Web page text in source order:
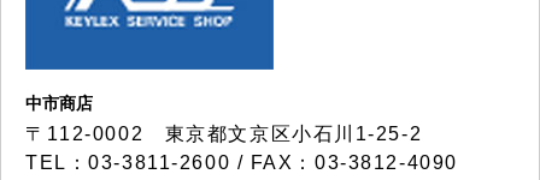
中市商店
〒112-0002 東京都文京区小石川1-25-2
TEL：03-3811-2600 / FAX：03-3812-4090